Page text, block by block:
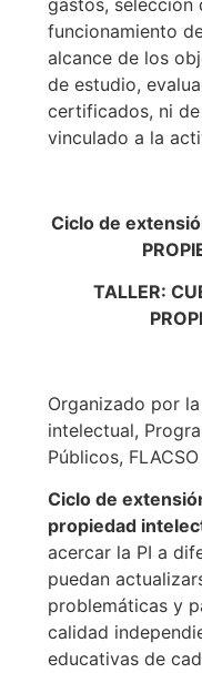
funcionamiento
alcance de los
de estudio,
certificados, ni
vinculado a la
Ciclo de
TALLER:
Organizado por
intelectual,
Públicos,
Ciclo de
propiedad
acercar la PI a
puedan
problemáticas y
calidad
educativas de